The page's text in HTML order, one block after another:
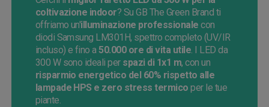
coltivazione indoor? Su GB The Green Brand ti
offriamo un'illuminazione professionale con
diodi Samsung LM301H, spettro completo (UV/IR
incluso) e fino a50.000 ore di vita utile. I LED da
300 W sono ideali per spazi di 1x1 m, con un
risparmio energetico del 60% rispetto alle
lampade HPS e zero stress termico per le tue
piante.